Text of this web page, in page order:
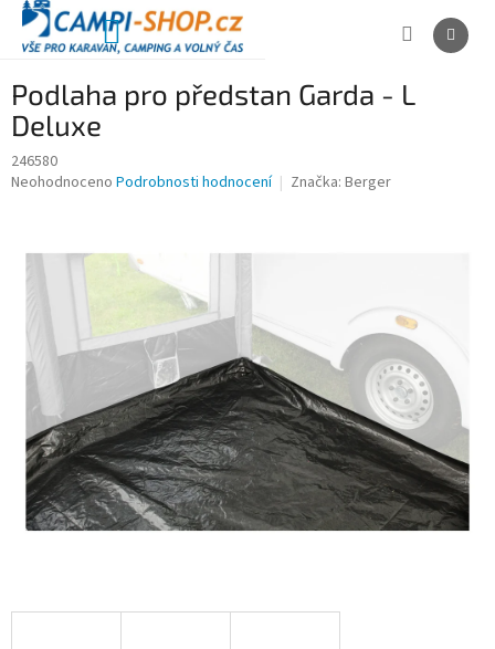
Přejít
obsah
NÁKUPNÍ
Podlaha pro předstan Garda - L
Deluxe
246580
Průměrné
Neohodnoceno Podrobnosti hodnocení Značka: Berger